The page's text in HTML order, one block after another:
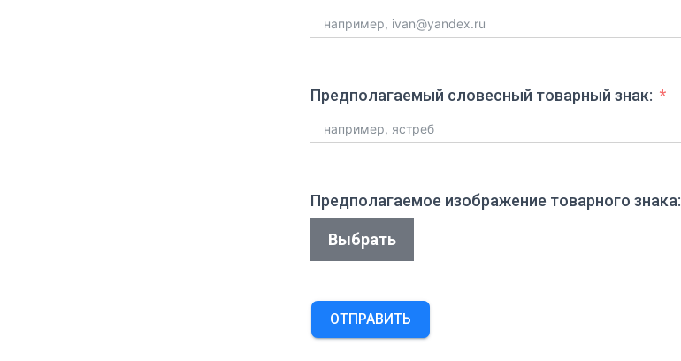
Предполагаемый словесный товарный знак:
Предполагаемое изображение товарного знака:
Выбрать
ОТПРАВИТЬ